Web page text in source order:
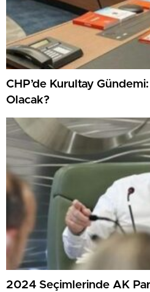
CHP’de Kurultay
Olacak?
2024 Seçimlerinde AK